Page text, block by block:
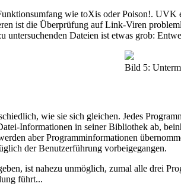
wie toXis oder Poison!. UVK
ist die Überprüfung auf Link-Viren
untersuchenden Dateien ist etwas grob:
Bild 5:
wie sie sich gleichen. Jedes
Informationen in seiner Bibliothek ab,
aber Programminformationen
der Benutzerführung vorbeigegangen.
ist nahezu unmöglich, zumal alle drei
führt...